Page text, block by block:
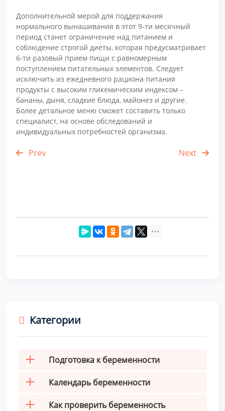
Дополнительной мерой для поддержания
нормального вынашивания в этот 9-ти месячный
период станет ограничение над питанием и
соблюдение строгой диеты, которая предусматривает
6-ти разовый прием пищи с равномерным
поступлением питательных элементов. Следует
исключить из ежедневного рациона питания
продукты с высоким гликемическим индексом –
бананы, дыня, сладкие блюда, майонез и другие.
Более детальное меню сможет составить только
специалист, на основе обследований и
индивидуальных потребностей организма.
Prev Next
Категории
Подготовка к беременности
Календарь беременности
Как проверить беременность